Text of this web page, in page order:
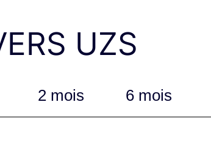
UZS
2 mois 6 mois